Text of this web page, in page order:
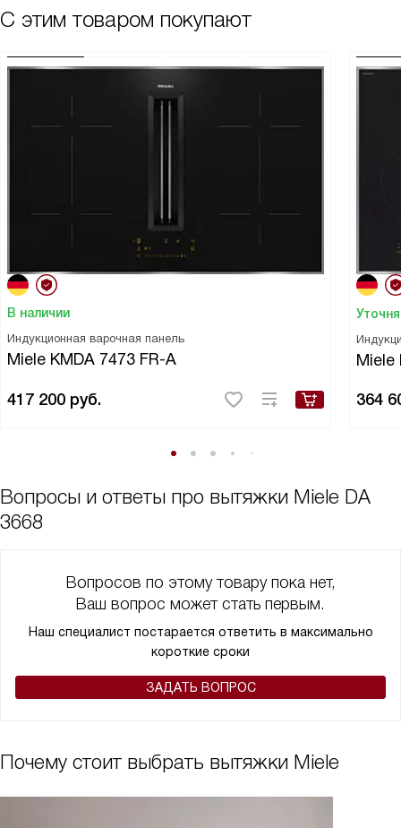
С этим товаром покупают
В наличии
Индукционная варочная панель
Miele KMDA 7473 FR-A
417 200 руб.
Miele
364
Вопросы и ответы про вытяжки Miele DA
3668
Вопросов по этому товару пока нет,
Ваш вопрос может стать первым.
Наш специалист постарается ответить в максимально
короткие сроки
ЗАДАТЬ ВОПРОС
Почему стоит выбрать вытяжки Miele